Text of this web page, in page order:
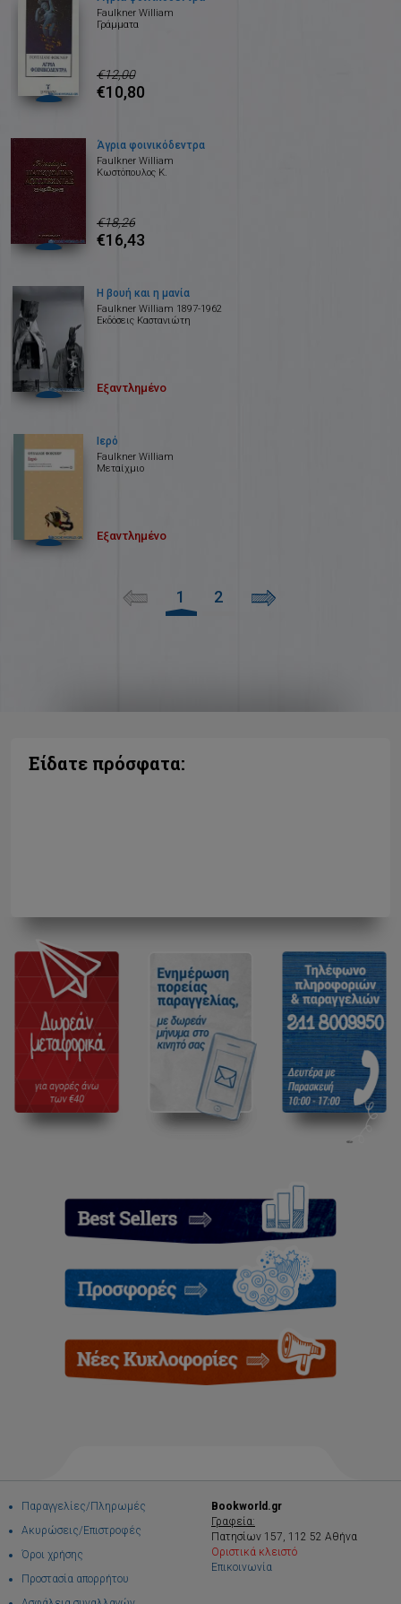
Faulkner William
Γράμματα
€12,00
€10,80
Άγρια φοινικόδεντρα
Faulkner William
Κωστόπουλος Κ.
€18,26
€16,43
Η βουή και η μανία
Faulkner William 1897-1962
Εκδόσεις Καστανιώτη
Εξαντλημένο
Ιερό
Faulkner William
Μεταίχμιο
Εξαντλημένο
1 2
Είδατε πρόσφατα:
Παραγγελίες/Πληρωμές
Ακυρώσεις/Επιστροφές
Όροι χρήσης
Προστασία απορρήτου
Bookworld.gr
Γραφεία:
Πατησίων 157, 112 52 Αθήνα
Οριστικά κλειστό
Επικοινωνία